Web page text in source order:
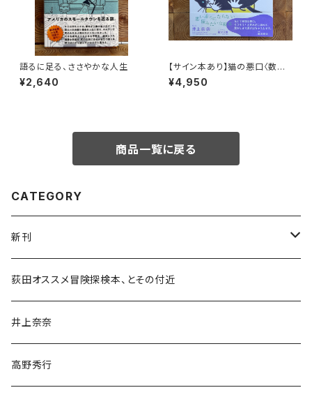
語るに足る、ささやかな人生
¥2,640
【サイン本あり】猫の悪口〈数量
限定・オリジナルトート付き〉
¥4,950
商品一覧に戻る
CATEGORY
新刊
和書
文学・小説・物語
随筆・ノンフィクション・その他
荻田オススメ冒険探検本、とその付近
井上奈奈
高野秀行